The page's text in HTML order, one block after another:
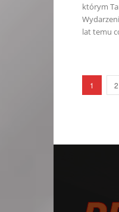
którym
lat temu
1 2